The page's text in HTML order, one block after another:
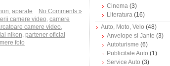
No Comments »
, aparate
camere video, camere
camere video,
nikon, partener oficial
foto
Cinema (3)
Literatura (16)
Auto, Moto, Velo (48)
Anvelope si Jante (3)
Autoturisme (6)
Publicitate Auto (1)
Service Auto (3)